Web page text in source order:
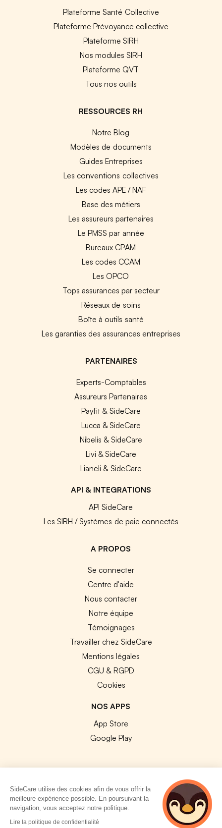
Plateforme Santé Collective
Plateforme Prévoyance collective
Plateforme SIRH
Nos modules SIRH
Plateforme QVT
Tous nos outils
RESSOURCES RH
Notre Blog
Modèles de documents
Guides Entreprises
Les conventions collectives
Les codes APE / NAF
Base des métiers
Les assureurs partenaires
Le PMSS par année
Bureaux CPAM
Les codes CCAM
Les OPCO
Tops assurances par secteur
Réseaux de soins
Boîte à outils santé
Les garanties des assurances entreprises
PARTENAIRES
Experts-Comptables
Assureurs Partenaires
Payfit & SideCare
Lucca & SideCare
Nibelis & SideCare
Livi & SideCare
Lianeli & SideCare
API & INTEGRATIONS
API SideCare
Les SIRH / Systèmes de paie connectés
A PROPOS
Se connecter
Centre d'aide
Nous contacter
Notre équipe
Témoignages
Travailler chez SideCare
Mentions légales
CGU & RGPD
Cookies
NOS APPS
App Store
Google Play
© 2026 SideCare. Tous droits réservés.
SideCare utilise des cookies afin de vous offrir la
meilleure expérience possible. En poursuivant la
navigation, vous acceptez notre politique.
Lire la politique de confidentialité
4 personnes